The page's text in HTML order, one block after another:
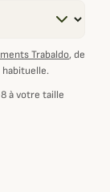
Trabaldo, de
à votre taille